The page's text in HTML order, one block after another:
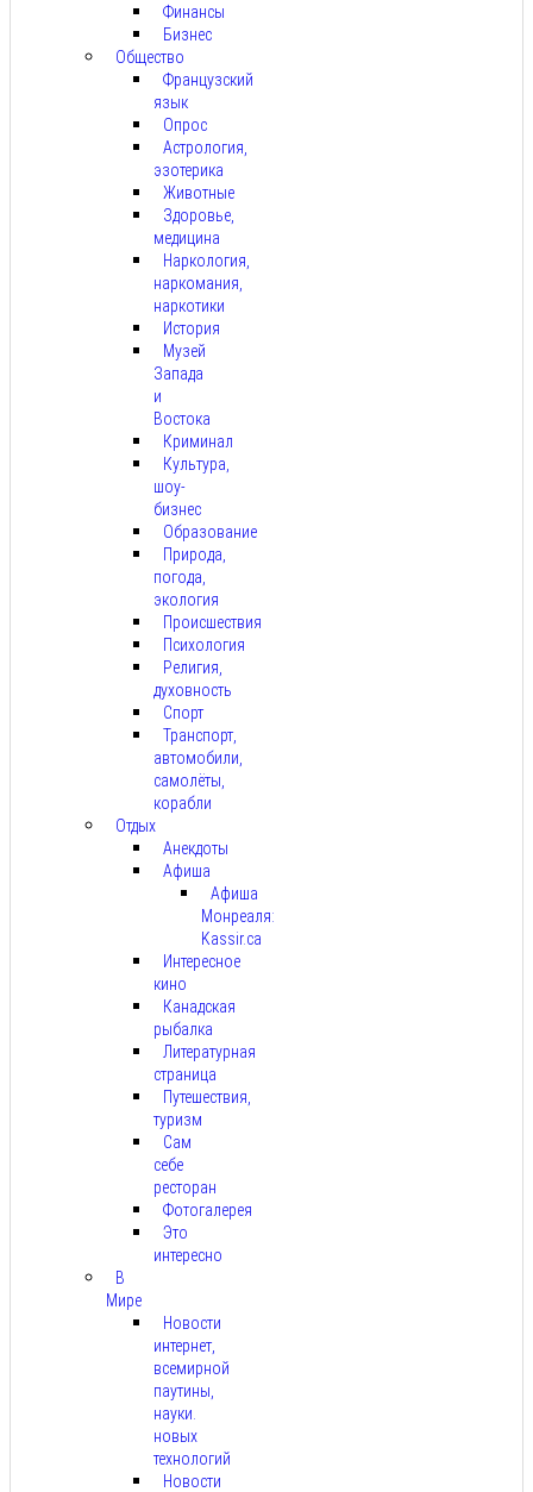
Финансы
Бизнес
Общество
Французский
язык
Опрос
Астрология,
эзотерика
Животные
Здоровье,
медицина
Наркология,
наркомания,
наркотики
История
Музей
Запада
и
Востока
Криминал
Культура,
шоу-
бизнес
Образование
Природа,
погода,
экология
Происшествия
Психология
Религия,
духовность
Спорт
Транспорт,
автомобили,
самолёты,
корабли
Отдых
Анекдоты
Афиша
Афиша
Монреаля:
Kassir.ca
Интересное
кино
Канадская
рыбалка
Литературная
страница
Путешествия,
туризм
Сам
себе
ресторан
Фотогалерея
Это
интересно
В
Мире
Новости
интернет,
всемирной
паутины,
науки.
новых
технологий
Новости